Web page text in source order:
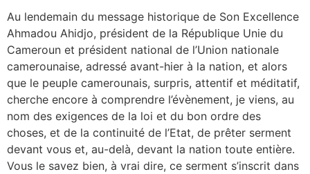
Au lendemain du message historique de Son Excellence
Ahmadou Ahidjo, président de la République Unie du
Cameroun et président national de l’Union nationale
camerounaise, adressé avant-hier à la nation, et alors
que le peuple camerounais, surpris, attentif et méditatif,
cherche encore à comprendre l’évènement, je viens, au
nom des exigences de la loi et du bon ordre des
choses, et de la continuité de l’Etat, de prêter serment
devant vous et, au-delà, devant la nation toute entière.
Vous le savez bien, à vrai dire, ce serment s’inscrit dans